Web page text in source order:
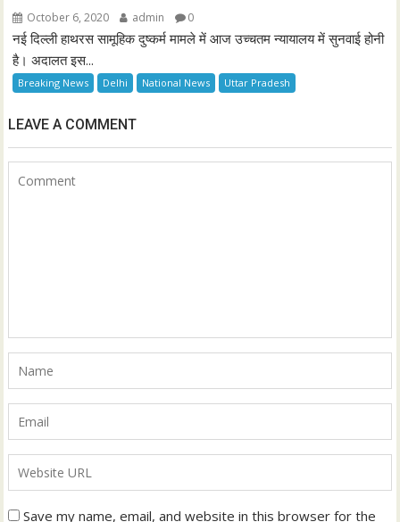
October 6, 2020 admin 0
नई दिल्ली हाथरस सामूहिक दुष्कर्म मामले में आज उच्चतम न्यायालय में सुनवाई होनी
है। अदालत इस...
Breaking News Delhi National News Uttar Pradesh
LEAVE A COMMENT
Save my name, email, and website in this browser for the